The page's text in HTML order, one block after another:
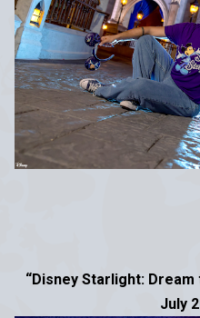
“Disney Starlight: Dream
July